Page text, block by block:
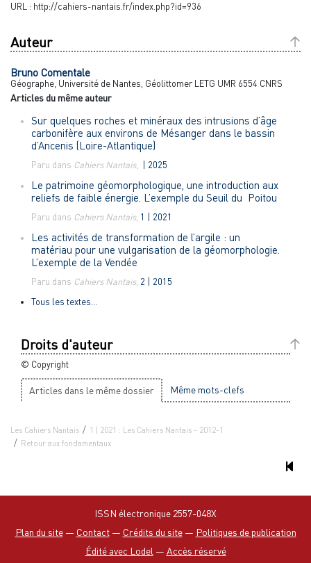
URL : http://cahiers-nantais.fr/index.php?id=936
Auteur
Bruno Comentale
Géographe, Université de Nantes, Géolittomer LETG UMR 6554 CNRS
Articles du même auteur
Sur quelques roches et minéraux des intrusions d’âge
carbonifère aux environs de Mésanger dans le bassin
d’Ancenis (Loire-Atlantique)
Paru dans Cahiers Nantais, | 2025
Le patrimoine géomorphologique, une introduction aux
reliefs de faible énergie. L’exemple du Seuil du Poitou
Paru dans Cahiers Nantais, 1 | 2021
Les activités de transformation de l’argile : un
matériau pour une vulgarisation de la géomorphologie.
L’exemple de la Vendée
Paru dans Cahiers Nantais, 2 | 2015
Tous les textes...
Droits d'auteur
© Copyright
Articles dans le même dossier Même mots-clefs
Les Cahiers Nantais
1 | 2021 : Les Cahiers Nantais - 2012-1
Retour aux fondamentaux
ISSN électronique 2557-048X
Plan du site— Contact— Crédits du site— Politiques de publication
Édité avec Lodel — Accès réservé